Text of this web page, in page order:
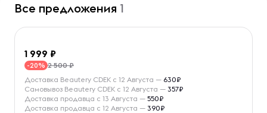
Все предложения 1
1 999
-20% 2 500 ₽
Доставка Beautery CDEK с 12 Августа — 630₽
Самовывоз Beautery CDEK с 12 Августа — 357₽
Доставка продавца с 13 Августа — 550₽
Доставка продавца с 12 Августа — 390₽